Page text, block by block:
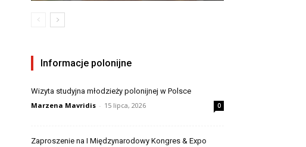
Informacje polonijne
Wizyta studyjna młodzieży polonijnej w Polsce
Marzena Mavridis - 15 lipca, 2026 0
Zaproszenie na I Międzynarodowy Kongres & Expo